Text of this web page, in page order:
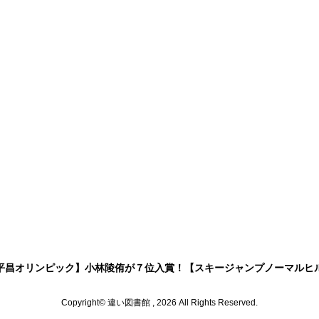
昌オリンピック】小林陵侑が７位入賞！【スキージャンプノーマルヒ
Copyright© 違い図書館 , 2026 All Rights Reserved.